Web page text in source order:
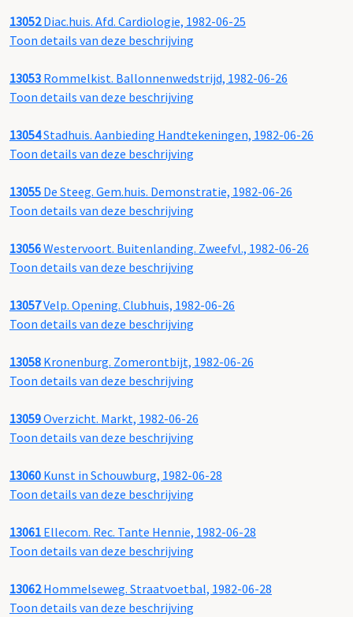
13052Diac.huis. Afd. Cardiologie, 1982-06-25
Toon details van deze beschrijving
13053 Rommelkist. Ballonnenwedstrijd, 1982-06-26
Toon details van deze beschrijving
13054Stadhuis. Aanbieding Handtekeningen, 1982-06-26
Toon details van deze beschrijving
13055 De Steeg. Gem.huis. Demonstratie, 1982-06-26
Toon details van deze beschrijving
13056Westervoort. Buitenlanding. Zweefvl., 1982-06-26
Toon details van deze beschrijving
13057Velp. Opening. Clubhuis, 1982-06-26
Toon details van deze beschrijving
13058 Kronenburg. Zomerontbijt, 1982-06-26
Toon details van deze beschrijving
13059Overzicht. Markt, 1982-06-26
Toon details van deze beschrijving
13060 Kunst in Schouwburg, 1982-06-28
Toon details van deze beschrijving
13061 Ellecom. Rec. Tante Hennie, 1982-06-28
Toon details van deze beschrijving
13062Hommelseweg. Straatvoetbal, 1982-06-28
Toon details van deze beschrijving